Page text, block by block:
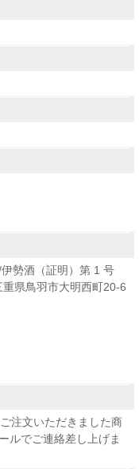
勢酒（証明）第 1 号
重県鳥羽市大明西町20-6
注文いただきました商
ルでご連絡差し上げま